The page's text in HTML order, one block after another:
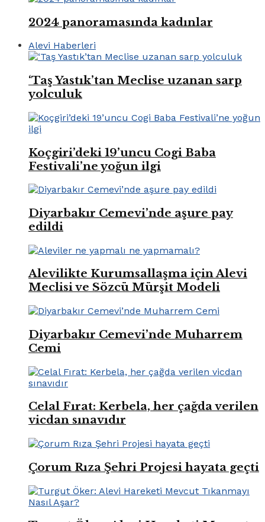
2024 panoramasında kadınlar
Alevi Haberleri
‘Taş Yastık’tan Meclise uzanan sarp
yolculuk
Koçgiri’deki 19’uncu Cogi Baba
Festivali’ne yoğun ilgi
Diyarbakır Cemevi’nde aşure pay
edildi
Alevilikte Kurumsallaşma için Alevi
Meclisi ve Sözcü Mürşit Modeli
Diyarbakır Cemevi’nde Muharrem
Cemi
Celal Fırat: Kerbela, her çağda verilen
vicdan sınavıdır
Çorum Rıza Şehri Projesi hayata geçti